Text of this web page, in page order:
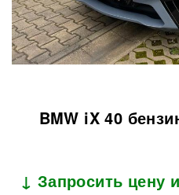
BMW iX 40
↓ Запросить цену